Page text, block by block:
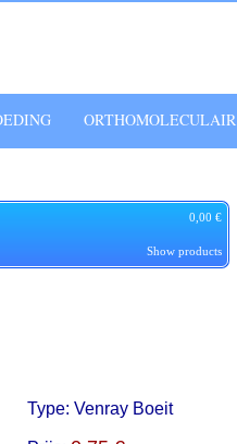
ORTHOMOLECULAIR
0,00 €
Show products
Type: Venray Boeit